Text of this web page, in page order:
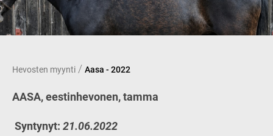
Hevosten myynti / Aasa - 2022
AASA, eestinhevonen, tamma
Syntynyt: 21.06.2022